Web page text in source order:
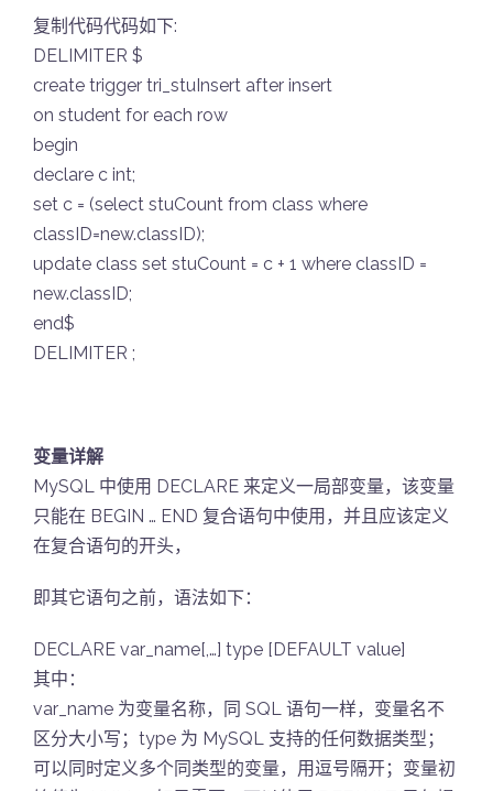
复制代码代码如下:
DELIMITER $
create trigger tri_stuInsert after insert
on student for each row
begin
declare c int;
set c = (select stuCount from class where
classID=new.classID);
update class set stuCount = c + 1 where classID =
new.classID;
end$
DELIMITER ;
变量详解
MySQL 中使用 DECLARE 来定义一局部变量，该变量
只能在 BEGIN … END 复合语句中使用，并且应该定义
在复合语句的开头，
即其它语句之前，语法如下：
DECLARE var_name[,…] type [DEFAULT value]
其中：
var_name 为变量名称，同 SQL 语句一样，变量名不
区分大小写；type 为 MySQL 支持的任何数据类型；
可以同时定义多个同类型的变量，用逗号隔开；变量初